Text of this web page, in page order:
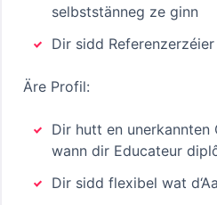
selbststänneg ze ginn
Dir sidd
Äre Profil:
Dir hutt en unerkannten
wann dir Educateur
Dir sidd flexibel wat